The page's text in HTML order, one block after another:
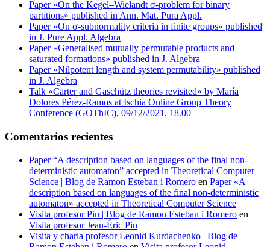
Paper «On the Kegel–Wielandt σ‐problem for binary
partitions» published in Ann. Mat. Pura Appl.
Paper «On σ-subnormality criteria in finite groups» published
in J. Pure Appl. Algebra
Paper «Generalised mutually permutable products and
saturated formations» published in J. Algebra
Paper «Nilpotent length and system permutability» published
in J. Algebra
Talk «Carter and Gaschütz theories revisited» by María
Dolores Pérez-Ramos at Ischia Online Group Theory
Conference (GOThIC), 09/12/2021, 18.00
Comentarios recientes
Paper “A description based on languages of the final non-
deterministic automaton” accepted in Theoretical Computer
Science | Blog de Ramon Esteban i Romero en Paper «A
description based on languages of the final non-deterministic
automaton» accepted in Theoretical Computer Science
Visita profesor Pin | Blog de Ramon Esteban i Romero en
Visita profesor Jean-Éric Pin
Visita y charla profesor Leonid Kurdachenko | Blog de